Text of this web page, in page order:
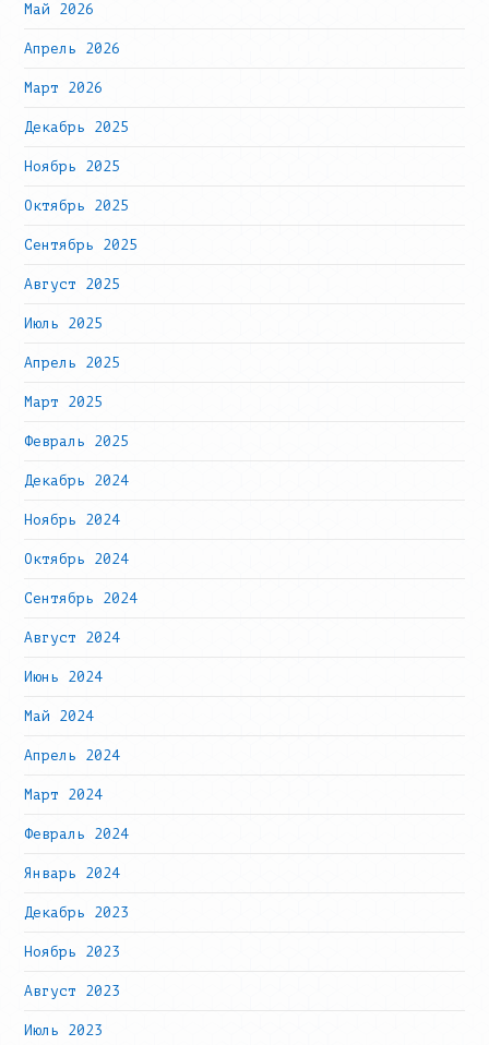
Май 2026
Апрель 2026
Март 2026
Декабрь 2025
Ноябрь 2025
Октябрь 2025
Сентябрь 2025
Август 2025
Июль 2025
Апрель 2025
Март 2025
Февраль 2025
Декабрь 2024
Ноябрь 2024
Октябрь 2024
Сентябрь 2024
Август 2024
Июнь 2024
Май 2024
Апрель 2024
Март 2024
Февраль 2024
Январь 2024
Декабрь 2023
Ноябрь 2023
Август 2023
Июль 2023